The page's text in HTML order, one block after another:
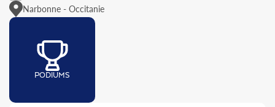
Narbonne - Occitanie
PODIUMS